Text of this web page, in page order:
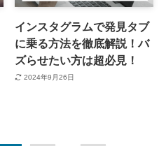
インスタグラムで発見タブ
に乗る方法を徹底解説！バ
ズらせたい方は超必見！
2024年9月26日